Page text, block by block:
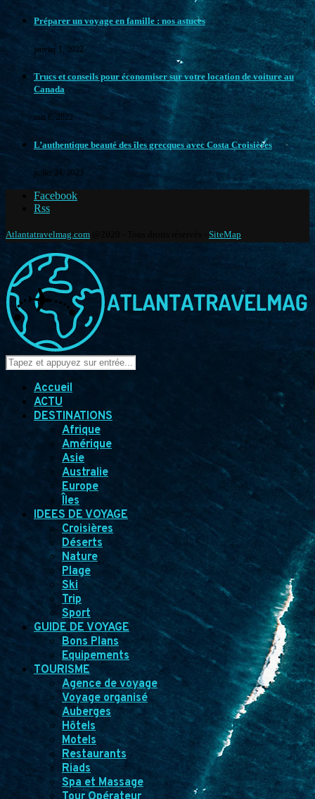
Préparer un voyage en famille : nos astuces
janvier 1, 2022
Trucs et conseils pour économiser sur votre location de voiture au
Canada
mai 6, 2022
L’authentique beauté des îles grecques avec Costa Croisières
juillet 24, 2023
Facebook
Rss
Atlantatravelmag.com SiteMap
Accueil
ACTU
DESTINATIONS
Afrique
Amérique
Asie
Australie
Europe
Îles
IDEES DE VOYAGE
Croisières
Déserts
Nature
Plage
Ski
Trip
Sport
GUIDE DE VOYAGE
Bons Plans
Equipements
TOURISME
Agence de voyage
Voyage organisé
Auberges
Hôtels
Motels
Restaurants
Riads
Spa et Massage